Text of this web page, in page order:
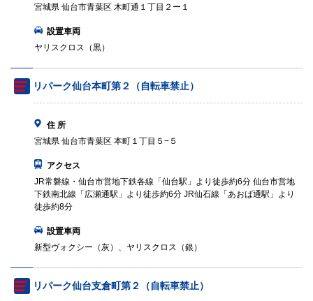
宮城県 仙台市青葉区 木町通１丁目２ー１
設置車両
ヤリスクロス（黒）
リパーク仙台本町第２（自転車禁止）
住 所
宮城県 仙台市青葉区 本町１丁目５−５
アクセス
JR常磐線・仙台市営地下鉄各線「仙台駅」より徒歩約6分 仙台市営地
下鉄南北線「広瀬通駅」より徒歩約6分 JR仙石線「あおば通駅」より
徒歩約8分
設置車両
新型ヴォクシー（灰）、ヤリスクロス（銀）
リパーク仙台支倉町第２（自転車禁止）